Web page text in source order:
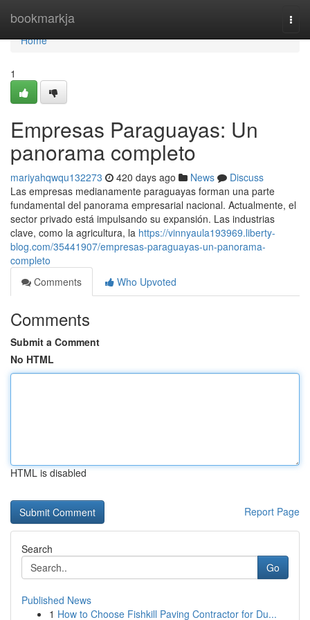
bookmarkja
Home
Home
1
Empresas Paraguayas: Un
panorama completo
mariyahqwqu132273 420 days ago News
Discuss
Las empresas medianamente paraguayas forman una parte
fundamental del panorama empresarial nacional. Actualmente, el
sector privado está impulsando su expansión. Las industrias
clave, como la agricultura, la https://vinnyaula193969.liberty-
blog.com/35441907/empresas-paraguayas-un-panorama-
completo
Comments
Who Upvoted
Comments
Submit a Comment
No HTML
HTML is disabled
Report Page
Search
Go
Published News
1 How to Choose Fishkill Paving Contractor for Du...